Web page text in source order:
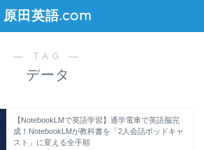
原田英語.com
― TAG ―
データ
【NotebookLMで英語学習】通学電車で英語脳完
成！NotebookLMが教科書を「2人会話ポッドキャ
スト」に変える全手順